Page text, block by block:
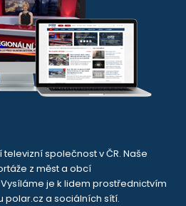
společnost v ČR. Naše
z měst a obcí
je k lidem prostřednictvím
polar.cz a sociálních sítí.